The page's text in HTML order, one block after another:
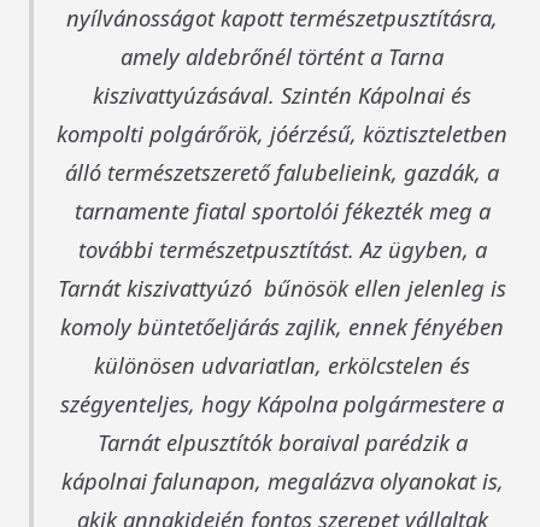
nyílvánosságot kapott természetpusztításra,
amely aldebrőnél történt a Tarna
kiszivattyúzásával. Szintén Kápolnai és
kompolti polgárőrök, jóérzésű, köztiszteletben
álló természetszerető falubelieink, gazdák, a
tarnamente fiatal sportolói fékezték meg a
további természetpusztítást. Az ügyben, a
Tarnát kiszivattyúzó bűnösök ellen jelenleg is
komoly büntetőeljárás zajlik, ennek fényében
különösen udvariatlan, erkölcstelen és
szégyenteljes, hogy Kápolna polgármestere a
Tarnát elpusztítók boraival parédzik a
kápolnai falunapon, megalázva olyanokat is,
akik annakidején fontos szerepet vállaltak